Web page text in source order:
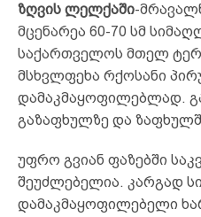
ზღვის ლელქაში-
მცენარეა 60-70 სმ
საქართველოს მთელ
მსხვლფეხა რქოსანი
დამაკმაყოფილებლად.
გაზაფხულზე და
უფრო გვიან ფაზებში
შეუძლებელია. კარგად
დამაკმაყოფილებელი